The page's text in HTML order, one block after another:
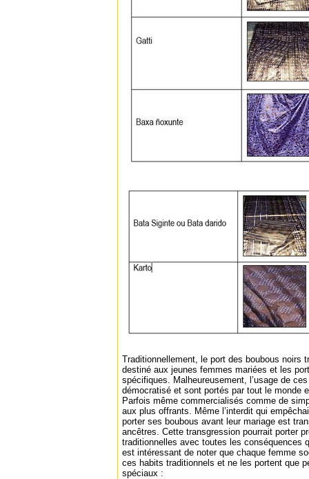
Traditionnellement, le port des boubous noirs
destiné aux jeunes femmes mariées et les
spécifiques. Malheureusement, l’usage de
démocratisé et sont portés par tout le monde
Parfois même commercialisés comme de
aux plus offrants. Même l’interdit qui
porter ses boubous avant leur mariage est
ancêtres. Cette transgression pourrait porter
traditionnelles avec toutes les conséquences
est intéressant de noter que chaque femme
ces habits traditionnels et ne les portent que
spéciaux :